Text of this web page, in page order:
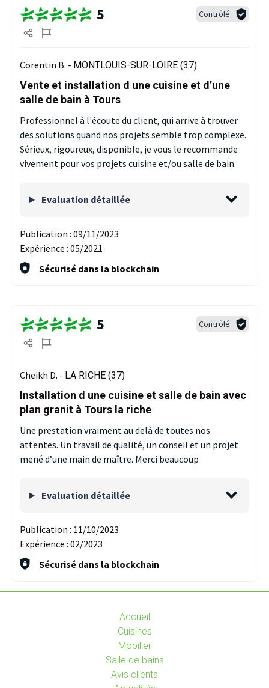
5 Contrôlé
Corentin B. - MONTLOUIS-SUR-LOIRE (37)
Vente et installation d une cuisine et d’une
salle de bain à Tours
Professionnel à l'écoute du client, qui arrive à trouver
des solutions quand nos projets semble trop complexe.
Sérieux, rigoureux, disponible, je vous le recommande
vivement pour vos projets cuisine et/ou salle de bain.
Evaluation détaillée
Publication : 09/11/2023
Expérience : 05/2021
Sécurisé dans la blockchain
5 Contrôlé
Cheikh D. - LA RICHE (37)
Installation d une cuisine et salle de bain avec
plan granit à Tours la riche
Une prestation vraiment au delà de toutes nos
attentes. Un travail de qualité, un conseil et un projet
mené d’une main de maître. Merci beaucoup
Evaluation détaillée
Publication : 11/10/2023
Expérience : 02/2023
Sécurisé dans la blockchain
Accueil
Cuisines
Mobilier
Salle de bains
Avis clients